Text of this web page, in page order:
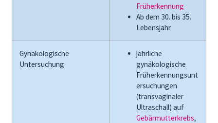
Früherkennung
Ab dem 30. bis 35.
Lebensjahr
Gynäkologische
Untersuchung
jährliche
gynäkologische
Früherkennungsunt
ersuchungen
(transvaginaler
Ultraschall) auf
Gebärmutterkrebs,